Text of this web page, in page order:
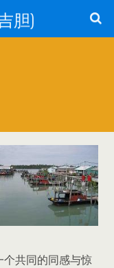
胆)
共同的同感与惊